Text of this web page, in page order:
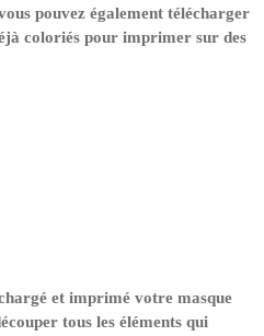
pouvez également télécharger
coloriés pour imprimer sur des
et imprimé votre masque
tous les éléments qui